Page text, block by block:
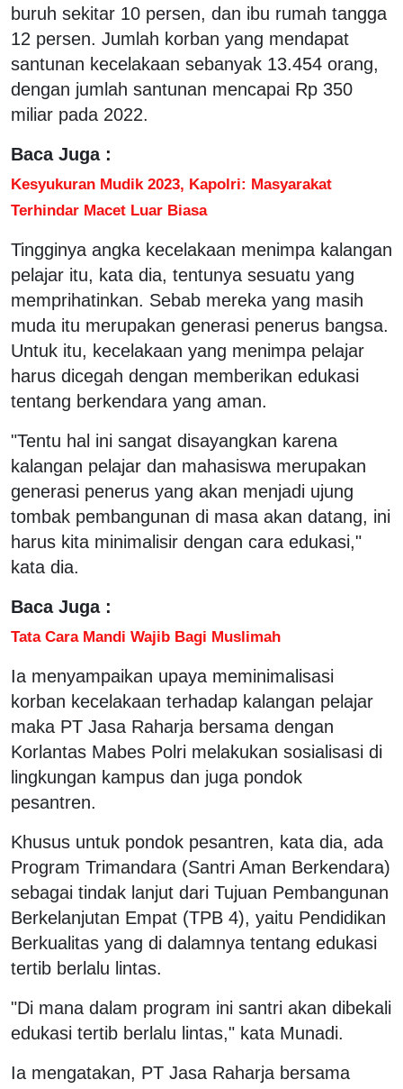
buruh sekitar 10 persen, dan ibu rumah tangga
12 persen. Jumlah korban yang mendapat
santunan kecelakaan sebanyak 13.454 orang,
dengan jumlah santunan mencapai Rp 350
miliar pada 2022.
Baca Juga :
Kesyukuran Mudik 2023, Kapolri: Masyarakat
Terhindar Macet Luar Biasa
Tingginya angka kecelakaan menimpa kalangan
pelajar itu, kata dia, tentunya sesuatu yang
memprihatinkan. Sebab mereka yang masih
muda itu merupakan generasi penerus bangsa.
Untuk itu, kecelakaan yang menimpa pelajar
harus dicegah dengan memberikan edukasi
tentang berkendara yang aman.
"Tentu hal ini sangat disayangkan karena
kalangan pelajar dan mahasiswa merupakan
generasi penerus yang akan menjadi ujung
tombak pembangunan di masa akan datang, ini
harus kita minimalisir dengan cara edukasi,"
kata dia.
Baca Juga :
Tata Cara Mandi Wajib Bagi Muslimah
Ia menyampaikan upaya meminimalisasi
korban kecelakaan terhadap kalangan pelajar
maka PT Jasa Raharja bersama dengan
Korlantas Mabes Polri melakukan sosialisasi di
lingkungan kampus dan juga pondok
pesantren.
Khusus untuk pondok pesantren, kata dia, ada
Program Trimandara (Santri Aman Berkendara)
sebagai tindak lanjut dari Tujuan Pembangunan
Berkelanjutan Empat (TPB 4), yaitu Pendidikan
Berkualitas yang di dalamnya tentang edukasi
tertib berlalu lintas.
"Di mana dalam program ini santri akan dibekali
edukasi tertib berlalu lintas," kata Munadi.
Ia mengatakan, PT Jasa Raharja bersama